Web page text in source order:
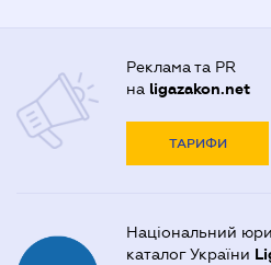
Реклама та PR
на ligazakon.net
ТАРИФИ
Національний
каталог України